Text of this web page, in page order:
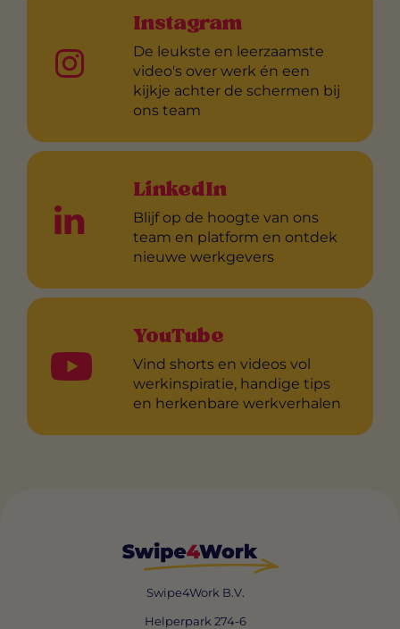
Instagram
De leukste en leerzaamste
video's over werk én een
kijkje achter de schermen bij
ons team
LinkedIn
Blijf op de hoogte van ons
team en platform en ontdek
nieuwe werkgevers
YouTube
Vind shorts en videos vol
werkinspiratie, handige tips
en herkenbare werkverhalen
Swipe4Work B.V.
Helperpark 274-6